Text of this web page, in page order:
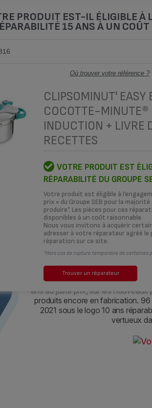
PRODUIT EST-IL ÉLIGIBLE À
15 ANS À UN
Où trouver votre référence ?
CLIPSOMINUT' EASY
COCOTTE-MINUTE®
INDUCTION + LIVRE
RECETTES
VOTRE PRODUIT EST
RÉPARABILITÉ DU GROUPE
Votre produit est éligible à
prix » du Groupe SEB pour la
produire*. Les pièces pour ces
disponibles à un coût raisonnable.
Nous vous invitons à acquérir
adresser à votre réparateur agréé
réparation sur ce site.
*Hors cas de rupture temporaire de certaines
Trouver un réparateur
COMMENT ?
IMPRESSION 3D
LA
C'est quoi
au
Depuis le 1er janvier 2022,
réparabilité de ses produits en
ans au juste prix, sur les
produits encore en fabrication.
2021 sous le logo 10 ans
vertueux